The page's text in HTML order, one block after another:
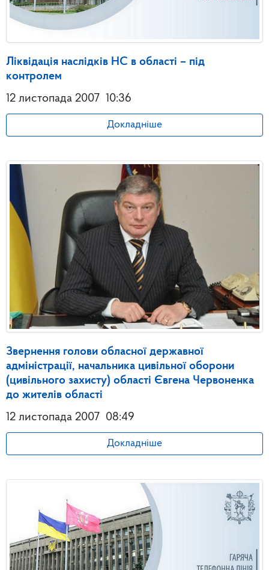
Ліквідація наслідків НС в області – під
контролем
12 листопада 2007
10:36
Докладніше
Звернення голови обласної державної
адміністрації, начальника цивільної оборони
(цивільного захисту) області Євгена Червоненка
до жителів області
12 листопада 2007 08:49
Докладніше